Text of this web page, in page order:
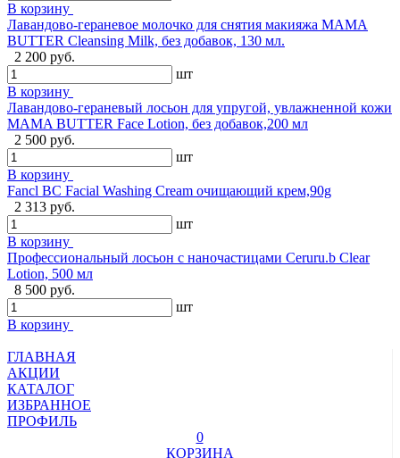
В корзину
Лавандово-гераневое молочко для снятия макияжа MAMA
BUTTER Cleansing Milk, без добавок, 130 мл.
2 200 руб.
шт
В корзину
Лавандово-гераневый лосьон для упругой, увлажненной кожи
MAMA BUTTER Face Lotion, без добавок,200 мл
2 500 руб.
шт
В корзину
Fancl BC Facial Washing Cream очищающий крем,90g
2 313 руб.
шт
В корзину
Профессиональный лосьон с наночастицами Ceruru.b Clear
Lotion, 500 мл
8 500 руб.
шт
В корзину
ГЛАВНАЯ
АКЦИИ
КАТАЛОГ
ИЗБРАННОЕ
ПРОФИЛЬ
0
КОРЗИНА